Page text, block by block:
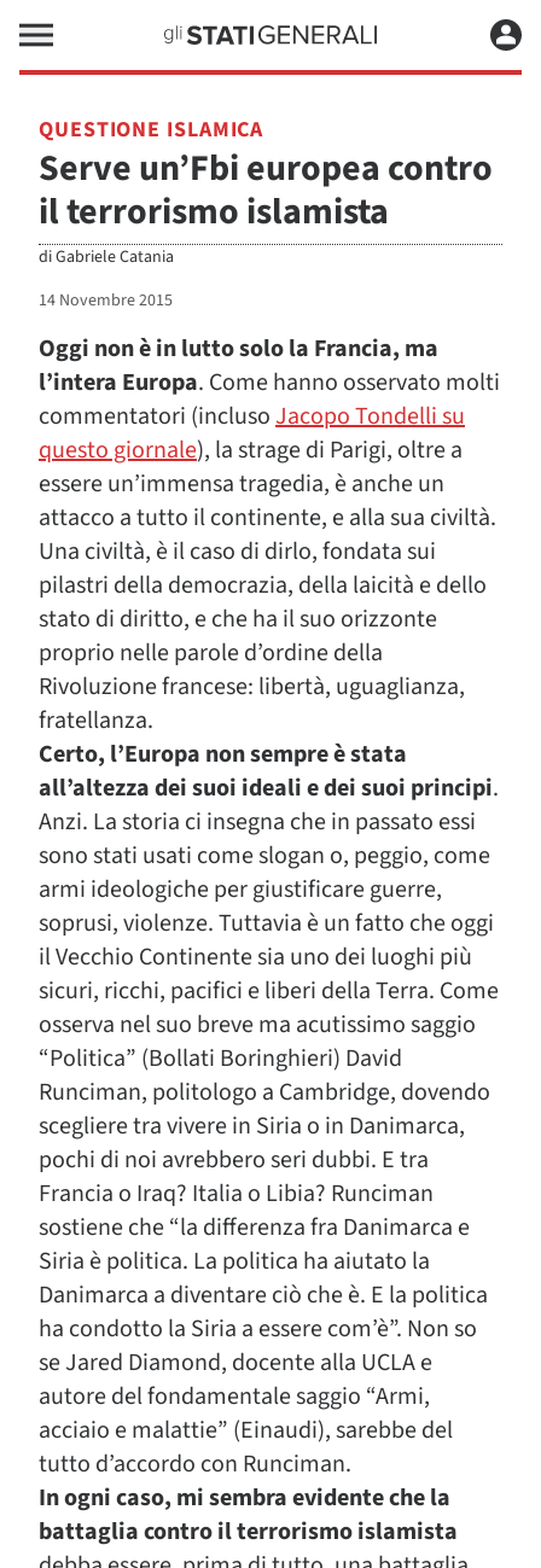
QUESTIONE ISLAMICA
Serve un’Fbi europea contro
il terrorismo islamista
diGabriele Catania
14 Novembre 2015
Oggi non è in lutto solo la Francia, ma
l’intera Europa. Come hanno osservato molti
commentatori (inclusoJacopo Tondelli su
questo giornale), la strage di Parigi, oltre a
essere un’immensa tragedia, è anche un
attacco a tutto il continente, e alla sua civiltà.
Una civiltà, è il caso di dirlo, fondata sui
pilastri della democrazia, della laicità e dello
stato di diritto, e che ha il suo orizzonte
proprio nelle parole d’ordine della
Rivoluzione francese: libertà, uguaglianza,
fratellanza.
Certo, l’Europa non sempre è stata
all’altezza dei suoi ideali e dei suoi principi.
Anzi. La storia ci insegna che in passato essi
sono stati usati come slogan o, peggio, come
armi ideologiche per giustificare guerre,
soprusi, violenze. Tuttavia è un fatto che oggi
il Vecchio Continente sia uno dei luoghi più
sicuri, ricchi, pacifici e liberi della Terra. Come
osserva nel suo breve ma acutissimo saggio
“Politica” (Bollati Boringhieri) David
Runciman, politologo a Cambridge, dovendo
scegliere tra vivere in Siria o in Danimarca,
pochi di noi avrebbero seri dubbi. E tra
Francia o Iraq? Italia o Libia? Runciman
sostiene che “la differenza fra Danimarca e
Siria è politica. La politica ha aiutato la
Danimarca a diventare ciò che è. E la politica
ha condotto la Siria a essere com’è”. Non so
se Jared Diamond, docente alla UCLA e
autore del fondamentale saggio “Armi,
acciaio e malattie” (Einaudi), sarebbe del
tutto d’accordo con Runciman.
In ogni caso, mi sembra evidente che la
battaglia contro il terrorismo islamista